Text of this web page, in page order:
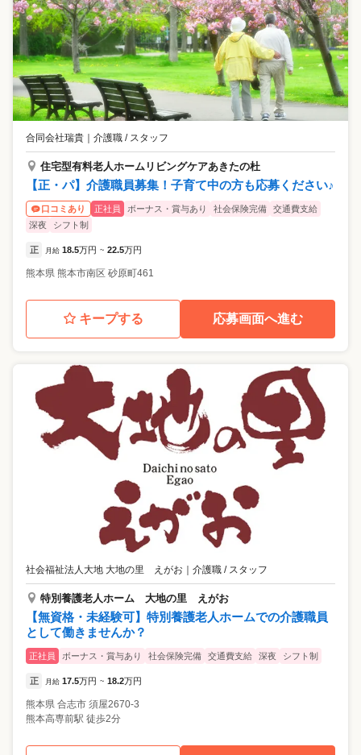
合同会社瑞貴 介護職 / スタッフ
住宅型有料老人ホームリビングケアあきたの杜
【正・パ】介護職員募集！子育て中の方も応募ください♪
口コミあり 正社員 ボーナス・賞与あり 社会保険完備
交通費支給
深夜
シフト制
正 月給 18.5万円 ~ 22.5万円
熊本県 熊本市南区 砂原町461
キープする 応募画面へ進む
社会福祉法人大地 大地の里 えがお 介護職 / スタッフ
特別養護老人ホーム 大地の里 えがお
【無資格・未経験可】特別養護老人ホームでの介護職員
として働きませんか？
正社員 ボーナス・賞与あり 社会保険完備 交通費支給 深夜 シフト制
正 月給 17.5万円 ~ 18.2万円
熊本県 合志市 須屋2670-3
熊本高専前駅 徒歩2分